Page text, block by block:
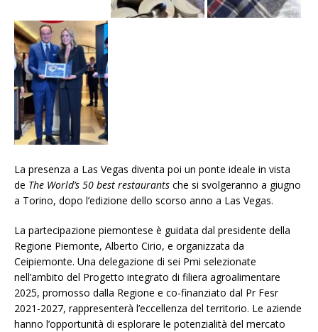
La presenza a Las Vegas diventa poi un ponte ideale in vista
de The World’s 50 best restaurants che si svolgeranno a giugno
a Torino, dopo l’edizione dello scorso anno a Las Vegas.
La partecipazione piemontese è guidata dal presidente della
Regione Piemonte, Alberto Cirio, e organizzata da
Ceipiemonte. Una delegazione di sei Pmi selezionate
nell’ambito del Progetto integrato di filiera agroalimentare
2025, promosso dalla Regione e co-finanziato dal Pr Fesr
2021-2027, rappresenterà l’eccellenza del territorio. Le aziende
hanno l’opportunità di esplorare le potenzialità del mercato